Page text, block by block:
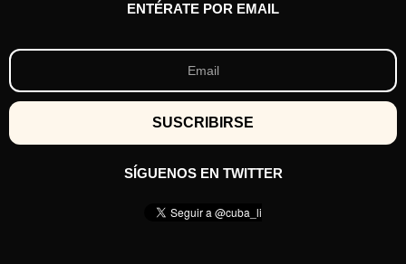
ENTÉRATE POR EMAIL
SÍGUENOS EN TWITTER